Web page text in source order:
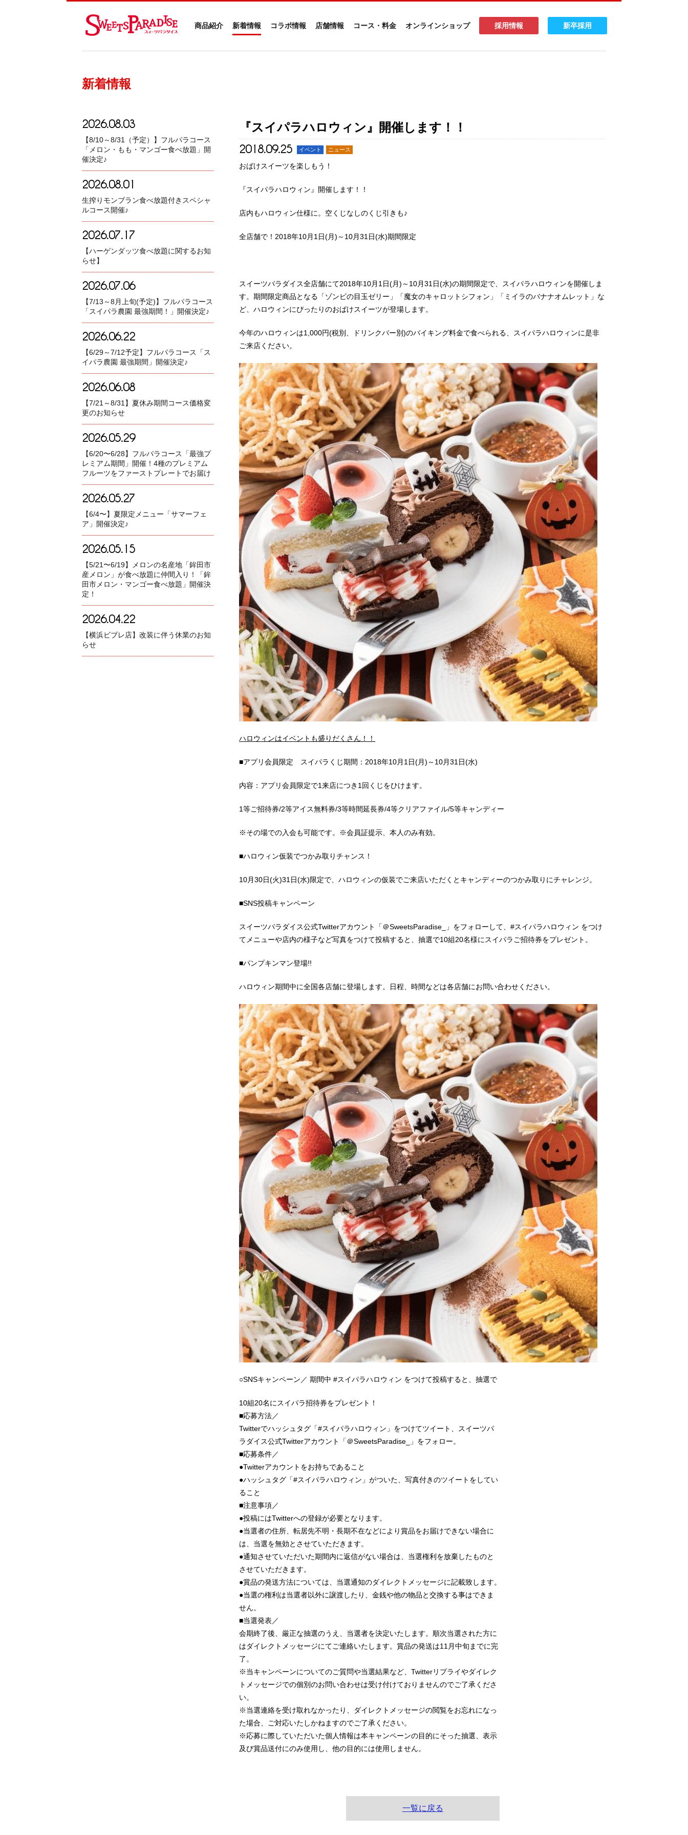
商品紹介 新着情報 コラボ情報 店舗情報 コース・料金 オンラインショップ 採用情報 新卒採用
新着情報
2026.08.03
【8/10～8/31（予定）】フルパラコース
「メロン・もも・マンゴー食べ放題」開
催決定♪
2026.08.01
生搾りモンブラン食べ放題付きスペシャ
ルコース開催♪
2026.07.17
【ハーゲンダッツ食べ放題に関するお知
らせ】
2026.07.06
【7/13～8月上旬(予定)】フルパラコース
「スイパラ農園 最強期間！」開催決定♪
2026.06.22
【6/29～7/12予定】フルパラコース「ス
イパラ農園 最強期間」開催決定♪
2026.06.08
【7/21～8/31】夏休み期間コース価格変
更のお知らせ
2026.05.29
【6/20〜6/28】フルパラコース「最強プ
レミアム期間」開催！4種のプレミアム
フルーツをファーストプレートでお届け
2026.05.27
【6/4〜】夏限定メニュー「サマーフェ
ア」開催決定♪
2026.05.15
【5/21〜6/19】メロンの名産地「鉾田市
産メロン」が食べ放題に仲間入り！「鉾
田市メロン・マンゴー食べ放題」開催決
定！
2026.04.22
【横浜ビブレ店】改装に伴う休業のお知
らせ
『スイパラハロウィン』開催します！！
2018.09.25 イベント ニュース
おばけスイーツを楽しもう！
『スイパラハロウィン』開催します！！
店内もハロウィン仕様に。空くじなしのくじ引きも♪
全店舗で！2018年10月1日(月)～10月31日(水)期間限定
スイーツパラダイス全店舗にて2018年10月1日(月)～10月31日(水)の期間限定で、スイパラハロウィンを開催しま
す。期間限定商品となる「ゾンビの目玉ゼリー」「魔女のキャロットシフォン」「ミイラのバナナオムレット」な
ど、ハロウィンにぴったりのおばけスイーツが登場します。
今年のハロウィンは1,000円(税別、ドリンクバー別)のバイキング料金で食べられる、スイパラハロウィンに是非
ご来店ください。
ハロウィンはイベントも盛りだくさん！！
■アプリ会員限定 スイパラくじ期間：2018年10月1日(月)～10月31日(水)
内容：アプリ会員限定で1来店につき1回くじをひけます。
1等ご招待券/2等アイス無料券/3等時間延長券/4等クリアファイル/5等キャンディー
※その場での入会も可能です。※会員証提示、本人のみ有効。
■ハロウィン仮装でつかみ取りチャンス！
10月30日(火)31日(水)限定で、ハロウィンの仮装でご来店いただくとキャンディーのつかみ取りにチャレンジ。
■SNS投稿キャンペーン
スイーツパラダイス公式Twitterアカウント「＠SweetsParadise_」をフォローして、#スイパラハロウィン をつけ
てメニューや店内の様子など写真をつけて投稿すると、抽選で10組20名様にスイパラご招待券をプレゼント。
■パンプキンマン登場!!
ハロウィン期間中に全国各店舗に登場します。日程、時間などは各店舗にお問い合わせください。
○SNSキャンペーン／ 期間中 #スイパラハロウィン をつけて投稿すると、抽選で
10組20名にスイパラ招待券をプレゼント！
■応募方法／
Twitterでハッシュタグ「#スイパラハロウィン」をつけてツイート、スイーツパ
ラダイス公式Twitterアカウント「＠SweetsParadise_」をフォロー。
■応募条件／
●Twitterアカウントをお持ちであること
●ハッシュタグ「#スイパラハロウィン」がついた、写真付きのツイートをしてい
ること
■注意事項／
●投稿にはTwitterへの登録が必要となります。
●当選者の住所、転居先不明・長期不在などにより賞品をお届けできない場合に
は、当選を無効とさせていただきます。
●通知させていただいた期間内に返信がない場合は、当選権利を放棄したものと
させていただきます。
●賞品の発送方法については、当選通知のダイレクトメッセージに記載致します。
●当選の権利は当選者以外に譲渡したり、金銭や他の物品と交換する事はできま
せん。
■当選発表／
会期終了後、厳正な抽選のうえ、当選者を決定いたします。順次当選された方に
はダイレクトメッセージにてご連絡いたします。賞品の発送は11月中旬までに完
了。
※当キャンペーンについてのご質問や当選結果など、Twitterリプライやダイレク
トメッセージでの個別のお問い合わせは受け付けておりませんのでご了承くださ
い。
※当選連絡を受け取れなかったり、ダイレクトメッセージの閲覧をお忘れになっ
た場合、ご対応いたしかねますのでご了承ください。
※応募に際していただいた個人情報は本キャンペーンの目的にそった抽選、表示
及び賞品送付にのみ使用し、他の目的には使用しません。
一覧に戻る